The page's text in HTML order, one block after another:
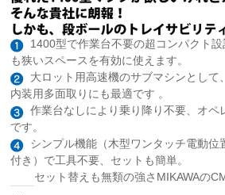
1400型で作業台不要の超コンパクト
も狭いスペースを有効に使えます。
大ロット用高速機のサブマシンとして
内装用多面取りにも最適です 。
作業台なしにより乗り降り不要、オペ
です。
シンプル機能（木型ワンタッチ電動位
付き）で工具不要、セットも簡単。
セット替えも無類の強さMIKAWAの